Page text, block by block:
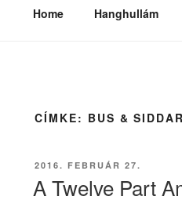
Home Hanghullám
CÍMKE: BUS &
BEKÜLDVE:
2016. FEBRUÁR 27.
A Twelve Part